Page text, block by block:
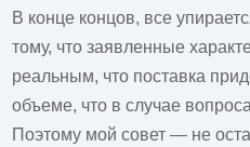
В конце концов, все
тому, что заявленные
реальным, что поставка
объеме, что в случае
Поэтому мой совет — не